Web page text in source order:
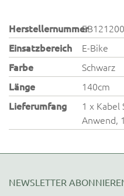
Herstellernummer
Einsatzbereich
E-Bike
Farbe
Schwarz
Länge
140cm
Lieferumfang
1 x
Anwend,
NEWSLETTER